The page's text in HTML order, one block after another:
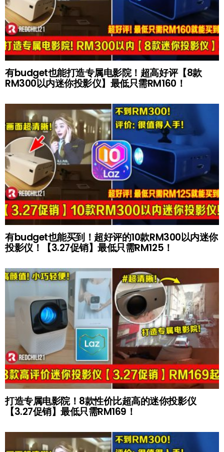
有budget也能打造专属电影院！超高好评【8款
RM300以内迷你投影仪】最低只需RM160！
有budget也能买到！超好评的10款RM300以内迷你
投影仪！【3.27促销】最低只需RM125！
打造专属电影院！8款性价比超高的迷你投影仪
【3.27促销】最低只需RM169！